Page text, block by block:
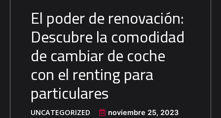
El poder de renovación:
Descubre la comodidad
de cambiar de coche
con el renting para
particulares
UNCATEGORIZED noviembre 25, 2023